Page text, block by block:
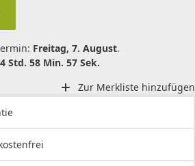
Freitag, 7. August.
Std. 58 Min. 57 Sek.
Zur Merkliste hinzufügen